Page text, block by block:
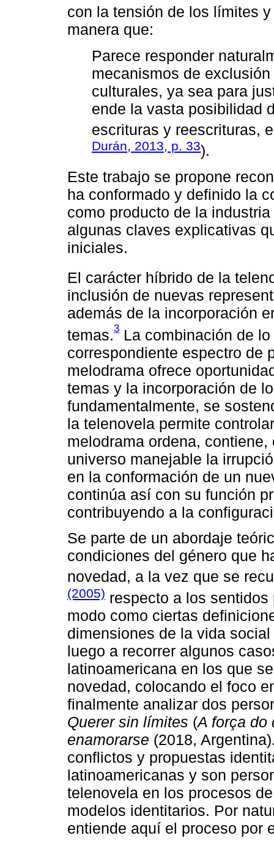
con la tensión de los límites
manera que:
Parece responder
mecanismos de
culturales, ya sea para
ende la vasta posibilidad
escrituras y reescrituras,
Durán, 2013, p. 33).
Este trabajo se propone
ha conformado y definido la
como producto de la
algunas claves explicativas
iniciales.
El carácter híbrido de la
inclusión de nuevas
además de la incorporación
temas.3 La combinación de
correspondiente espectro de
melodrama ofrece
temas y la incorporación de
fundamentalmente, se
la telenovela permite
melodrama ordena,
universo manejable la
en la conformación de un
continúa así con su función
contribuyendo a la
Se parte de un abordaje
condiciones del género que
novedad, a la vez que se
(2005) respecto a los
modo como ciertas
dimensiones de la vida
luego a recorrer algunos
latinoamericana en los que
novedad, colocando el foco
finalmente analizar dos
Querer sin límites (A força do
enamorarse (2018,
conflictos y propuestas
latinoamericanas y son
telenovela en los procesos
modelos identitarios. Por
entiende aquí el proceso por